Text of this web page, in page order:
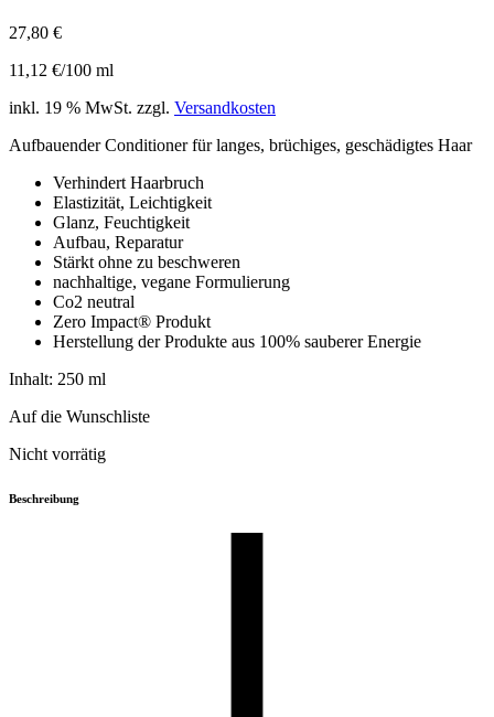
27,80 €
11,12 €/100 ml
inkl. 19 % MwSt. zzgl. Versandkosten
Aufbauender Conditioner für langes, brüchiges, geschädigtes Haar
Verhindert Haarbruch
Elastizität, Leichtigkeit
Glanz, Feuchtigkeit
Aufbau, Reparatur
Stärkt ohne zu beschweren
nachhaltige, vegane Formulierung
Co2 neutral
Zero Impact® Produkt
Herstellung der Produkte aus 100% sauberer Energie
Inhalt: 250 ml
Auf die Wunschliste
Nicht vorrätig
Beschreibung